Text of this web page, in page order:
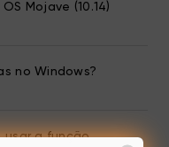
Mojave (10.14)
no Windows?
usar a função